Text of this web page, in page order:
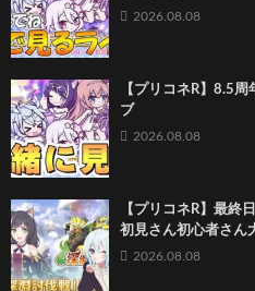
2026.08.08
【プリコネR】8.5
ブ
2026.08.08
【プリコネR】最終
初見さん初心者さん
2026.08.08